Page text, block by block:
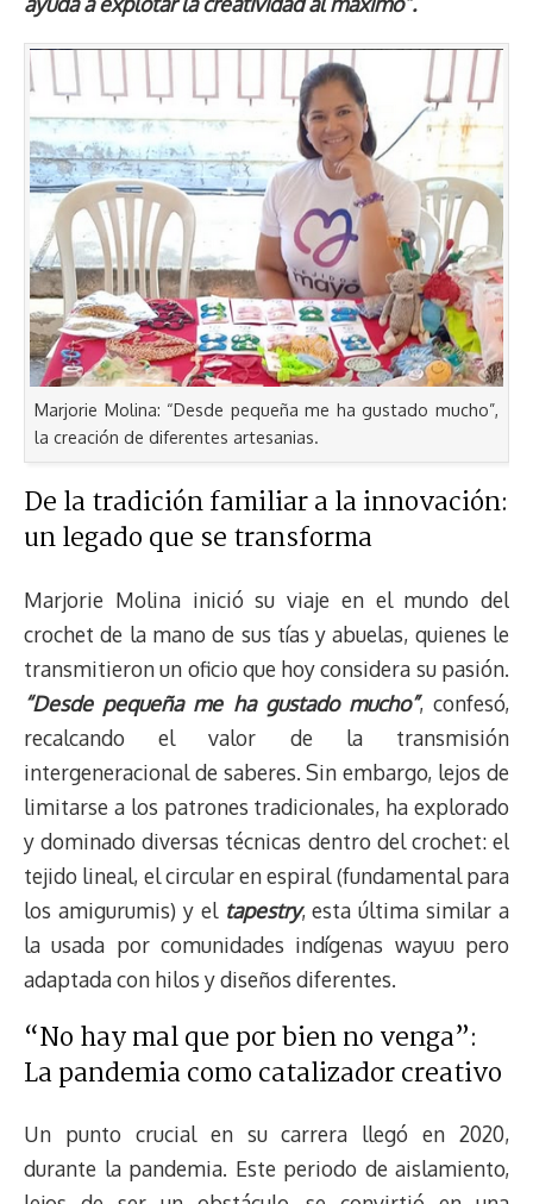
Marjorie Molina: “Desde pequeña me ha gustado mucho”,
la creación de diferentes artesanias.
De la tradición familiar a la innovación:
un legado que se transforma
Marjorie Molina inició su viaje en el mundo del
crochet de la mano de sus tías y abuelas, quienes le
transmitieron un oficio que hoy considera su pasión.
“Desde pequeña me ha gustado mucho”, confesó,
recalcando el valor de la transmisión
intergeneracional de saberes. Sin embargo, lejos de
limitarse a los patrones tradicionales, ha explorado
y dominado diversas técnicas dentro del crochet: el
tejido lineal, el circular en espiral (fundamental para
los amigurumis) y el tapestry, esta última similar a
la usada por comunidades indígenas wayuu pero
adaptada con hilos y diseños diferentes.
“No hay mal que por bien no venga”:
La pandemia como catalizador creativo
Un punto crucial en su carrera llegó en 2020,
durante la pandemia. Este periodo de aislamiento,